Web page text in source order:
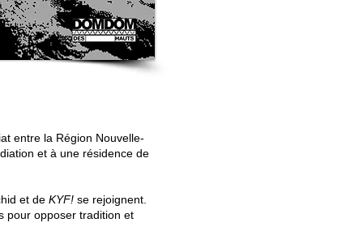
entre la Région Nouvelle-
et à une résidence de
et de KYF! se rejoignent.
pour opposer tradition et